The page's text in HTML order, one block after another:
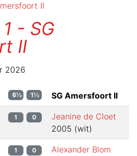
II
- SG
II
2026
6½ 1½ SG Amersfoort II
1 0
Jeanine de Cloet
2005 (wit)
1 0
Alexander Blom